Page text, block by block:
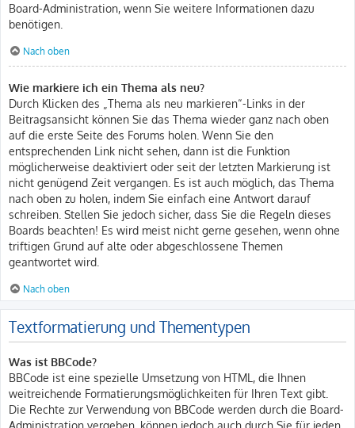
Board-Administration, wenn Sie weitere Informationen dazu
benötigen.
Nach oben
Wie markiere ich ein Thema als neu?
Durch Klicken des „Thema als neu markieren“-Links in der
Beitragsansicht können Sie das Thema wieder ganz nach oben
auf die erste Seite des Forums holen. Wenn Sie den
entsprechenden Link nicht sehen, dann ist die Funktion
möglicherweise deaktiviert oder seit der letzten Markierung ist
nicht genügend Zeit vergangen. Es ist auch möglich, das Thema
nach oben zu holen, indem Sie einfach eine Antwort darauf
schreiben. Stellen Sie jedoch sicher, dass Sie die Regeln dieses
Boards beachten! Es wird meist nicht gerne gesehen, wenn ohne
triftigen Grund auf alte oder abgeschlossene Themen
geantwortet wird.
Nach oben
Textformatierung und Thementypen
Was ist BBCode?
BBCode ist eine spezielle Umsetzung von HTML, die Ihnen
weitreichende Formatierungsmöglichkeiten für Ihren Text gibt.
Die Rechte zur Verwendung von BBCode werden durch die Board-
Administration vergeben, können jedoch auch durch Sie für jeden